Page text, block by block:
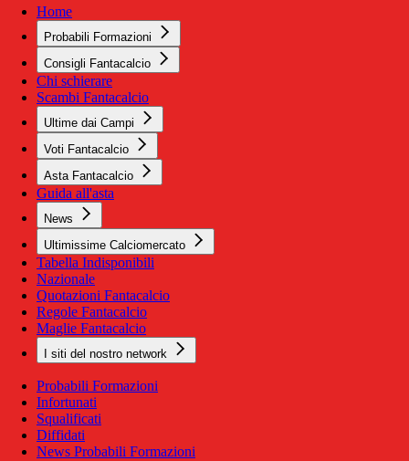
Home
Probabili Formazioni
Consigli Fantacalcio
Chi schierare
Scambi Fantacalcio
Ultime dai Campi
Voti Fantacalcio
Asta Fantacalcio
Guida all'asta
News
Ultimissime Calciomercato
Tabella Indisponibili
Nazionale
Quotazioni Fantacalcio
Regole Fantacalcio
Maglie Fantacalcio
I siti del nostro network
Probabili Formazioni
Infortunati
Squalificati
Diffidati
News Probabili Formazioni